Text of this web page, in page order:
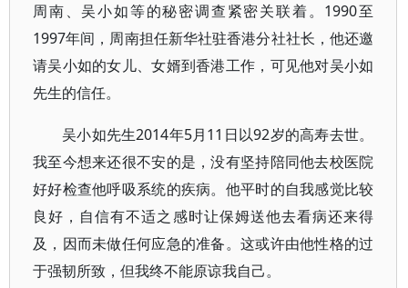
周南、吴小如等的秘密调查紧密关联着。1990至
1997年间，周南担任新华社驻香港分社社长，他还邀
请吴小如的女儿、女婿到香港工作，可见他对吴小如
先生的信任。
吴小如先生2014年5月11日以92岁的高寿去世。
我至今想来还很不安的是，没有坚持陪同他去校医院
好好检查他呼吸系统的疾病。他平时的自我感觉比较
良好，自信有不适之感时让保姆送他去看病还来得
及，因而未做任何应急的准备。这或许由他性格的过
于强韧所致，但我终不能原谅我自己。